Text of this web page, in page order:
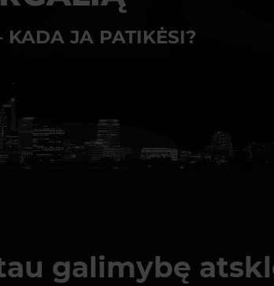
KADA JA PATIKĖSI?
galimybę